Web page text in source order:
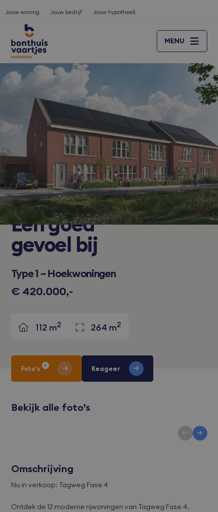
Jouw woning Jouw bedrijf Jouw hypotheek
MENU
Eengoed
gevoel bij
Type 1 – Hoekwoningen
€ 420.000,-
112 m2 264 m2
Foto’s 6 Reageer
Bekijk alle foto’s
Omschrijving
Nu in verkoop: Tagweg Fase 4
Ontdek de 12 moderne rijwoningen van Tagweg Fase 4.